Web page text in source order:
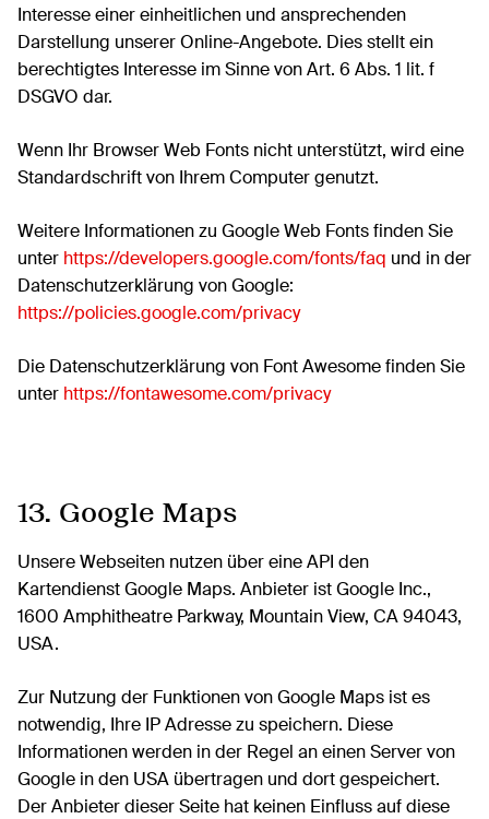
Interesse einer einheitlichen und ansprechenden
Darstellung unserer Online-Angebote. Dies stellt ein
berechtigtes Interesse im Sinne von Art. 6 Abs. 1 lit. f
DSGVO dar.
Wenn Ihr Browser Web Fonts nicht unterstützt, wird eine
Standardschrift von Ihrem Computer genutzt.
Weitere Informationen zu Google Web Fonts finden Sie
unter https://developers.google.com/fonts/faq und in der
Datenschutzerklärung von Google:
https://policies.google.com/privacy
Die Datenschutzerklärung von Font Awesome finden Sie
unter https://fontawesome.com/privacy
13. Google Maps
Unsere Webseiten nutzen über eine API den
Kartendienst Google Maps. Anbieter ist Google Inc.,
1600 Amphitheatre Parkway, Mountain View, CA 94043,
USA.
Zur Nutzung der Funktionen von Google Maps ist es
notwendig, Ihre IP Adresse zu speichern. Diese
Informationen werden in der Regel an einen Server von
Google in den USA übertragen und dort gespeichert.
Der Anbieter dieser Seite hat keinen Einfluss auf diese